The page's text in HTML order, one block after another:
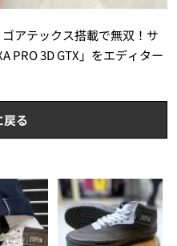
アテックス搭載で無双！サ
PRO 3D GTX」をエディター
戻る